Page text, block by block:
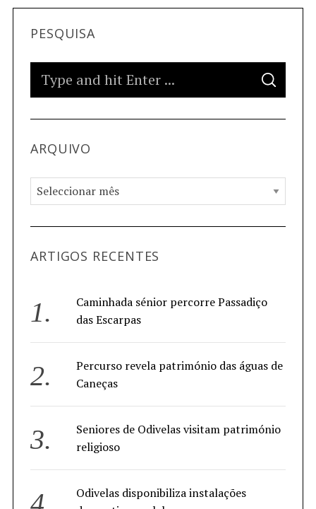
PESQUISA
ARQUIVO
ARTIGOS RECENTES
Caminhada sénior percorre Passadiço
das Escarpas
Percurso revela património das águas de
Caneças
Seniores de Odivelas visitam património
religioso
Odivelas disponibiliza instalações